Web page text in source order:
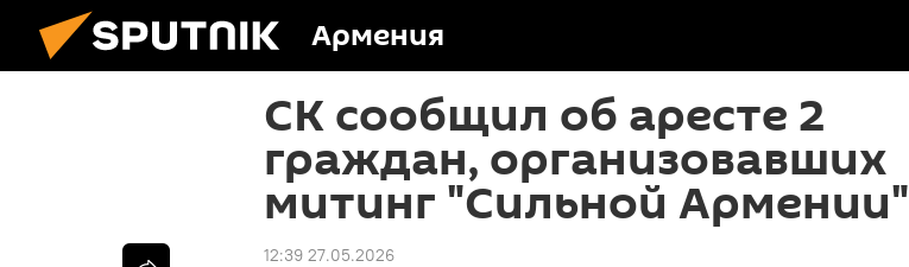
Армения
СК сообщил об аресте 2
граждан, организовавших
митинг "Сильной Армении"
12:39 27.05.2026